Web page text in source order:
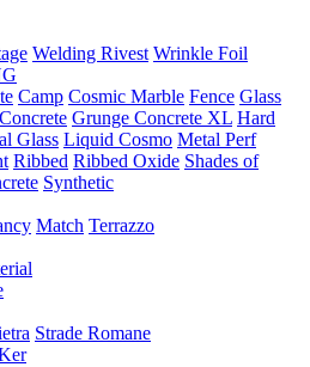
Welding Rivest Wrinkle Foil
Camp Cosmic Marble Fence Glass
Grunge Concrete XL Hard
Glass Liquid Cosmo Metal Perf
Ribbed Ribbed Oxide Shades of
Synthetic
Match Terrazzo
Strade Romane